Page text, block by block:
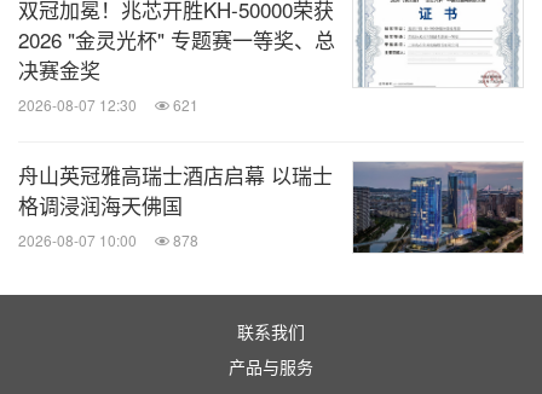
需承担任何费用。 该国家级目的地营销组织的资金
来源包括：旅游局、旅游品牌及其他非联邦实体的捐
款，同时配比使用国际旅客通过旅游许可电子系统所
据Tourism Economics独立研究，过去13年Brand
USA带动了1,130万增量国际游客，在美消费381亿美
逾4万个就业岗位。 这些举措为联邦、州及地方各级
政府带来了近110亿美元的可归属税收收入。
双冠加冕！兆芯开胜KH‑50000荣获
2026 "金灵光杯" 专题赛一等奖、总
决赛金奖
2026-08-07 12:30 621
舟山英冠雅高瑞士酒店启幕 以瑞士
格调浸润海天佛国
2026-08-07 10:00 878
联系我们
产品与服务